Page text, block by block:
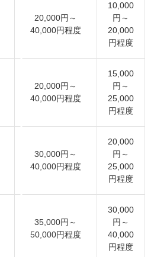
20,000円～
40,000円程度
10,000
円～
20,000
円程度
20,000円～
40,000円程度
15,000
円～
25,000
円程度
30,000円～
40,000円程度
20,000
円～
25,000
円程度
35,000円～
50,000円程度
30,000
円～
40,000
円程度